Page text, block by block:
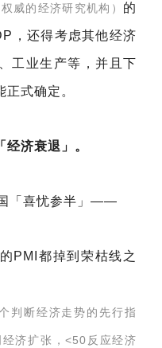
权威的经济研究机构） 的
，还得考虑其他经济
工业生产等，并且下
正式确定。
济衰退」。
「喜忧参半」——
PMI都掉到荣枯线之
判断经济走势的先行指
济扩张，<50反应经济